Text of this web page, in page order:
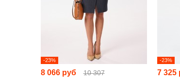
-23%
8 066 руб 10 307
-23%
7 325